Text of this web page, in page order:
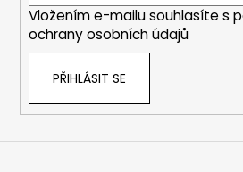
Vložením e-mailu souhlasíte s
ochrany osobních údajů
PŘIHLÁSIT SE